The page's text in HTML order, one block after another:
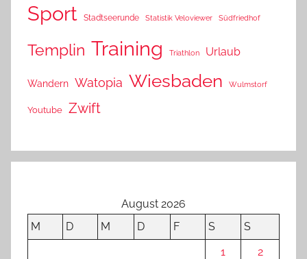
Sport Stadtseerunde Statistik Veloviewer Südfriedhof
Templin Training Triathlon Urlaub
Wandern Watopia Wiesbaden Wulmstorf
Youtube Zwift
August 2026
M
D M D F S
S
1
2